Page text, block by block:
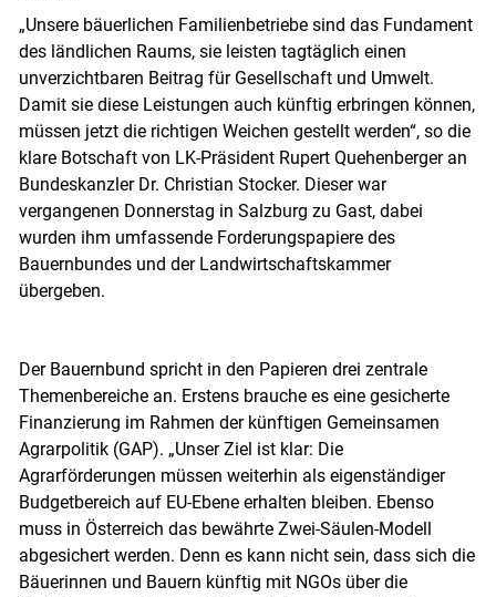
„Unsere bäuerlichen Familienbetriebe sind das Fundament
des ländlichen Raums, sie leisten tagtäglich einen
unverzichtbaren Beitrag für Gesellschaft und Umwelt.
Damit sie diese Leistungen auch künftig erbringen können,
müssen jetzt die richtigen Weichen gestellt werden“, so die
klare Botschaft von LK-Präsident Rupert Quehenberger an
Bundeskanzler Dr. Christian Stocker. Dieser war
vergangenen Donnerstag in Salzburg zu Gast, dabei
wurden ihm umfassende Forderungspapiere des
Bauernbundes und der Landwirtschaftskammer
übergeben.
Der Bauernbund spricht in den Papieren drei zentrale
Themenbereiche an. Erstens brauche es eine gesicherte
Finanzierung im Rahmen der künftigen Gemeinsamen
Agrarpolitik (GAP). „Unser Ziel ist klar: Die
Agrarförderungen müssen weiterhin als eigenständiger
Budgetbereich auf EU-Ebene erhalten bleiben. Ebenso
muss in Österreich das bewährte Zwei-Säulen-Modell
abgesichert werden. Denn es kann nicht sein, dass sich die
Bäuerinnen und Bauern künftig mit NGOs über die